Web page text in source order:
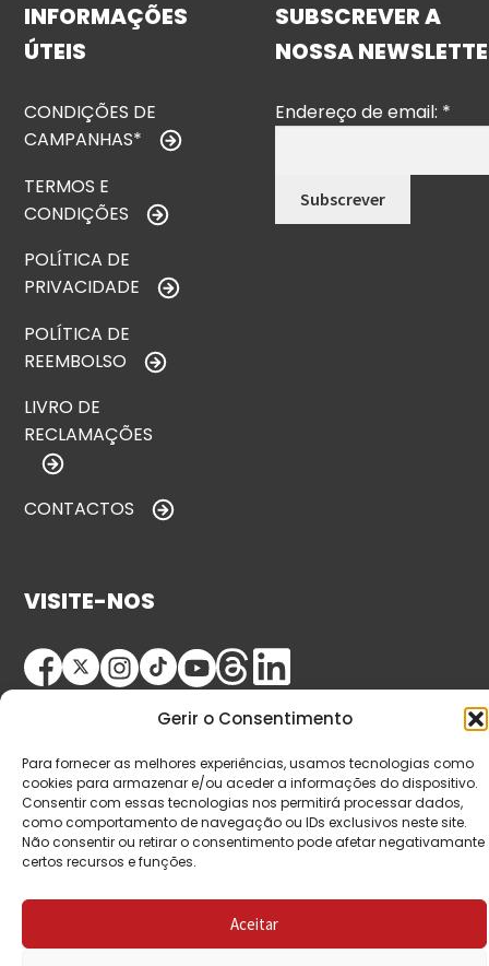
Gerir o Consentimento
Para fornecer as melhores experiências, usamos tecnologias como
cookies para armazenar e/ou aceder a informações do dispositivo.
Consentir com essas tecnologias nos permitirá processar dados,
como comportamento de navegação ou IDs exclusivos neste site.
Não consentir ou retirar o consentimento pode afetar negativamante
certos recursos e funções.
Aceitar
INFORMAÇÕES
ÚTEIS
CONDIÇÕES DE
CAMPANHAS*
TERMOS E
CONDIÇÕES
POLÍTICA DE
PRIVACIDADE
POLÍTICA DE
REEMBOLSO
LIVRO DE
RECLAMAÇÕES
CONTACTOS
SUBSCREVER A
NOSSA
Endereço de email: *
VISITE-NOS
© Copyright 2026 Saída de Emergência. Todos os
direitos reservados.